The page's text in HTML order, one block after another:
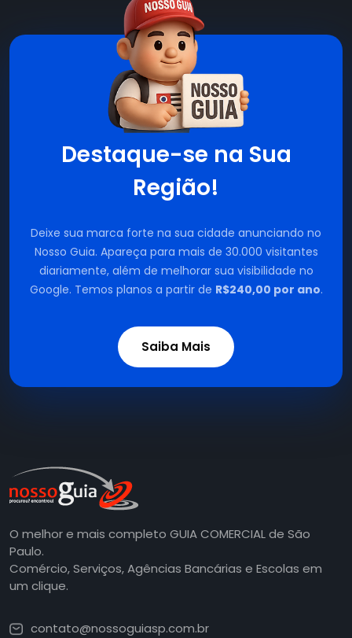
Destaque-se na Sua
Região!
Deixe sua marca forte na sua cidade anunciando no
Nosso Guia. Apareça para mais de 30.000 visitantes
diariamente, além de melhorar sua visibilidade no
Google. Temos planos a partir de R$240,00 por ano.
Saiba Mais
O melhor e mais completo GUIA COMERCIAL de São
Paulo.
Comércio, Serviços, Agências Bancárias e Escolas em
um clique.
contato@nossoguiasp.com.br